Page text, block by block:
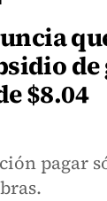
de
$8.04
pagar